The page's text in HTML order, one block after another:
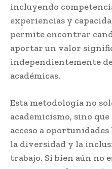
incluyendo
experiencias y
permite encontrar
aportar un valor
independientemente
académicas.
Esta metodología no
academicismo, sino
acceso a
la diversidad y la
trabajo. Si bien aún no